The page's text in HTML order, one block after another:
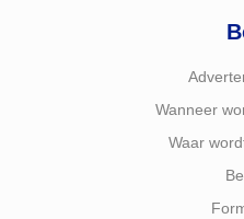
Wanneer
Waar